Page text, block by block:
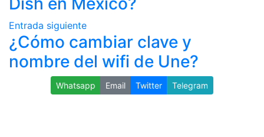
Entrada siguiente
¿Cómo cambiar clave y
nombre del wifi de Une?
Whatsapp Email Twitter Telegram